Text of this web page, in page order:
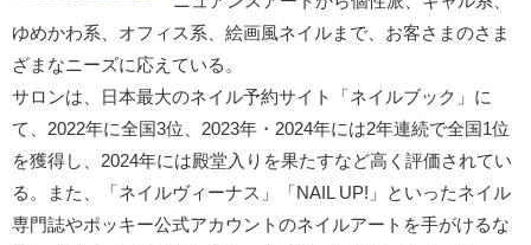
ゆめかわ系、オフィス系、絵画風ネイルまで、お客さまのさま
ざまなニーズに応えている。
サロンは、日本最大のネイル予約サイト「ネイルブック」に
て、2022年に全国3位、2023年・2024年には2年連続で全国1位
を獲得し、2024年には殿堂入りを果たすなど高く評価されてい
る。また、「ネイルヴィーナス」「NAIL UP!」といったネイル
専門誌やポッキー公式アカウントのネイルアートを手がけるな